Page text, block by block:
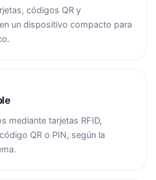
códigos QR y
un dispositivo compacto para
mediante tarjetas RFID,
QR o PIN, según la